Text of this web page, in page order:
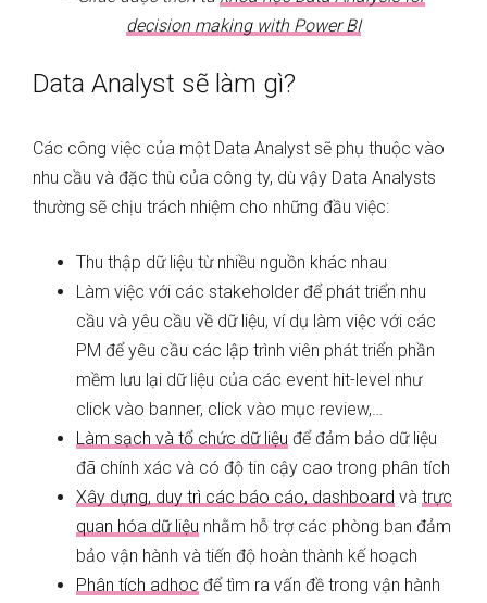
decision making with Power BI
Data Analyst sẽ làm gì?
Các công việc của một Data Analyst sẽ phụ thuộc vào
nhu cầu và đặc thù của công ty, dù vậy Data Analysts
thường sẽ chịu trách nhiệm cho những đầu việc:
Thu thập dữ liệu từ nhiều nguồn khác nhau
Làm việc với các stakeholder để phát triển nhu
cầu và yêu cầu về dữ liệu, ví dụ làm việc với các
PM để yêu cầu các lập trình viên phát triển phần
mềm lưu lại dữ liệu của các event hit-level như
click vào banner, click vào mục review,…
Làm sạch và tổ chức dữ liệu để đảm bảo dữ liệu
đã chính xác và có độ tin cậy cao trong phân tích
Xây dựng, duy trì các báo cáo, dashboard và trực
quan hóa dữ liệu nhằm hỗ trợ các phòng ban đảm
bảo vận hành và tiến độ hoàn thành kế hoạch
Phân tích adhoc để tìm ra vấn đề trong vận hành